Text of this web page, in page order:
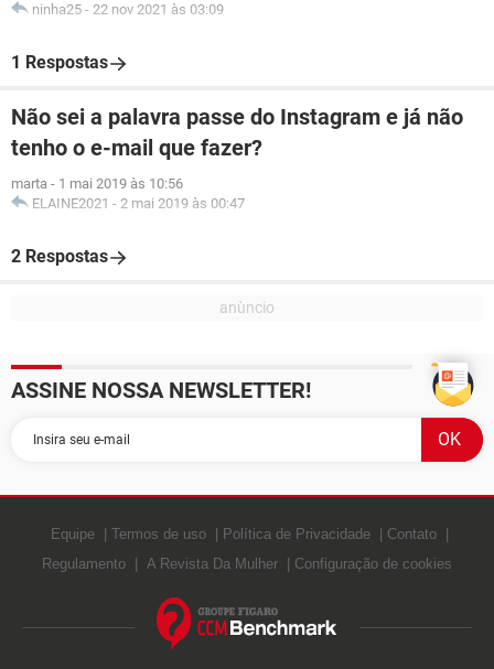
ninha25 - 22 nov 2021 às 03:09
1 Respostas
Não sei a palavra passe do Instagram e já não
tenho o e-mail que fazer?
marta - 1 mai 2019 às 10:56
ELAINE2021 - 2 mai 2019 às 00:47
2 Respostas
ASSINE NOSSA NEWSLETTER!
Equipe Termos de uso Política de Privacidade
Contato
Regulamento
A Revista Da Mulher Configuração de cookies